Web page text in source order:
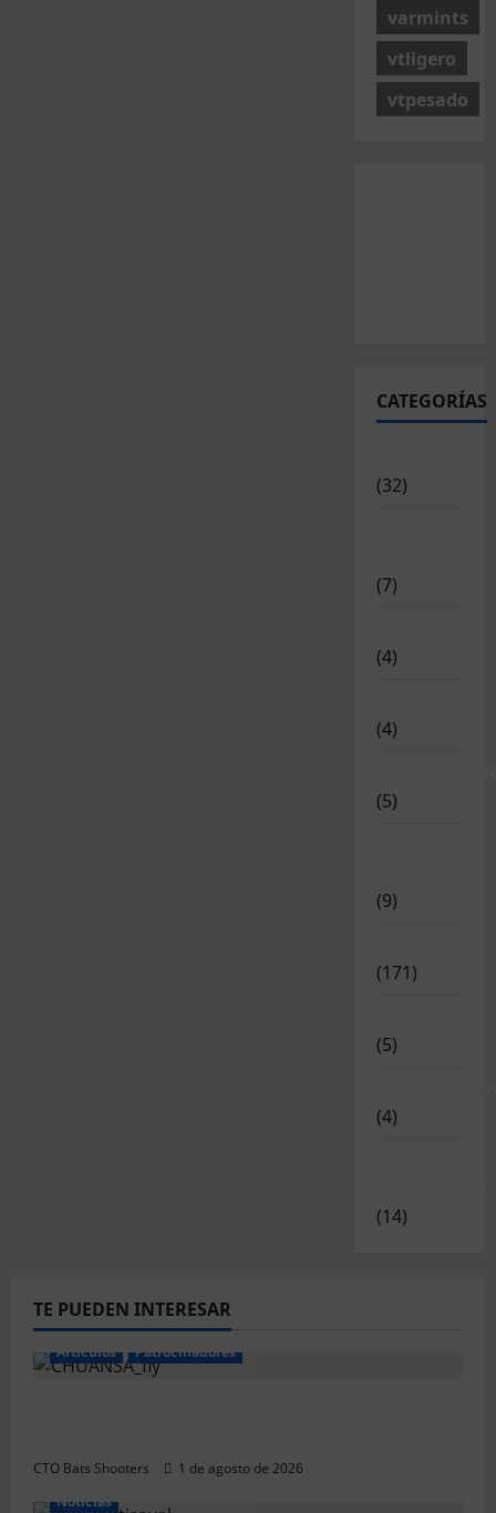
varmints
vtligero
vtpesado
CATEGORÍAS
(32)
(7)
(4)
(4)
(5)
(9)
(171)
(5)
(4)
(14)
TE PUEDEN INTERESAR
Articulos Patrocinadores
CTO Bats Shooters
1 de agosto de 2026
Noticias